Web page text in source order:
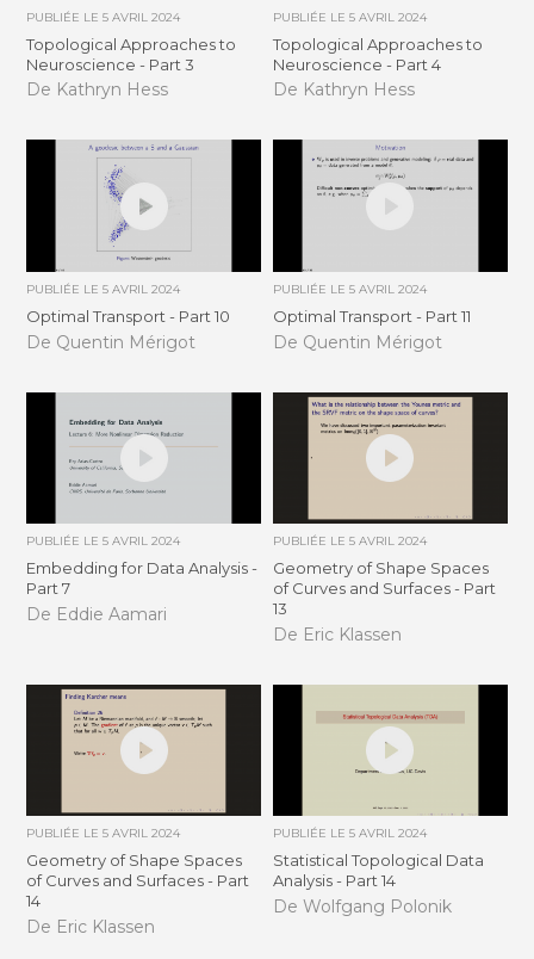
PUBLIÉE LE5 AVRIL 2024
Topological Approaches to
Neuroscience - Part 3
De Kathryn Hess
PUBLIÉE LE 5 AVRIL 2024
Topological Approaches to
Neuroscience - Part 4
De Kathryn Hess
PUBLIÉE LE5 AVRIL 2024
Optimal Transport - Part 10
De Quentin Mérigot
PUBLIÉE LE 5 AVRIL 2024
Optimal Transport - Part 11
De Quentin Mérigot
PUBLIÉE LE5 AVRIL 2024
Embedding for Data Analysis -
Part 7
De Eddie Aamari
PUBLIÉE LE 5 AVRIL 2024
Geometry of Shape Spaces
of Curves and Surfaces - Part
13
De Eric Klassen
PUBLIÉE LE5 AVRIL 2024
Geometry of Shape Spaces
of Curves and Surfaces - Part
14
De Eric Klassen
PUBLIÉE LE 5 AVRIL 2024
Statistical Topological Data
Analysis - Part 14
De Wolfgang Polonik